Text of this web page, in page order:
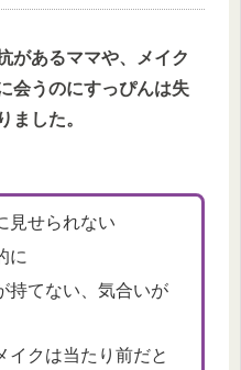
があるママや、メイク
会うのにすっぴんは失
ました。
見せられない
に
持てない、気合いが
イクは当たり前だと